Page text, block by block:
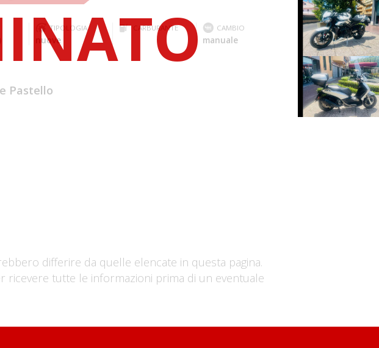
TIPOLOGIA
nuove
CARBURANTE CAMBIO
manuale
Pastello
differire da quelle elencate in questa pagina.
ricevere tutte le informazioni prima di un eventuale
TRIUMPH
STREET-TRIPLE
€ 8.490 €
PIAGGIO
BEVERLY
€ 3.250 €